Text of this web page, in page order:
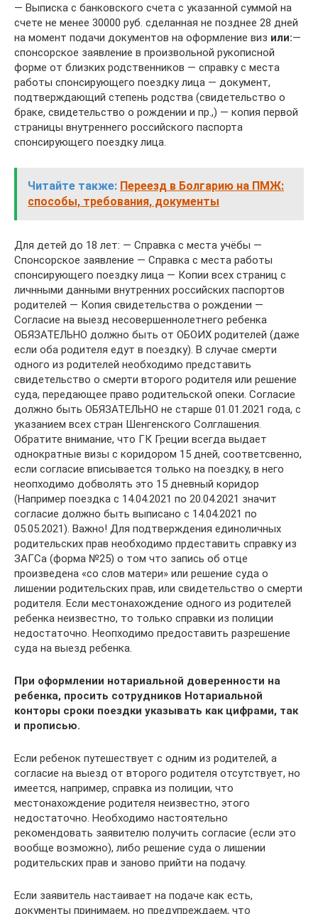
— Выписка с банковского счета с указанной суммой на
счете не менее 30000 руб. сделанная не позднее 28 дней
на момент подачи документов на оформление виз или:—
спонсорское заявление в произвольной рукописной
форме от близких родственников — справку с места
работы спонсирующего поездку лица — документ,
подтверждающий степень родства (свидетельство о
браке, свидетельство о рождении и пр.,) — копия первой
страницы внутреннего российского паспорта
спонсирующего поездку лица.
Читайте также: Переезд в Болгарию на ПМЖ:
способы, требования, документы
Для детей до 18 лет: — Справка с места учёбы —
Спонсорское заявление — Справка с места работы
спонсирующего поездку лица — Копии всех страниц с
личнными данными внутренних российских паспортов
родителей — Копия свидетельства о рождении —
Согласие на выезд несовершеннолетнего ребенка
ОБЯЗАТЕЛЬНО должно быть от ОБОИХ родителей (даже
если оба родителя едут в поездку). В случае смерти
одного из родителей необходимо представить
свидетельство о смерти второго родителя или решение
суда, передающее право родительской опеки. Согласие
должно быть ОБЯЗАТЕЛЬНО не старше 01.01.2021 года, с
указанием всех стран Шенгенского Солглашения.
Обратите внимание, что ГК Греции всегда выдает
однократные визы с коридором 15 дней, соответсвенно,
если согласие вписывается только на поездку, в него
неопходимо добволять это 15 дневный коридор
(Например поездка с 14.04.2021 по 20.04.2021 значит
согласие должно быть выписано с 14.04.2021 по
05.05.2021). Важно! Для подтверждения единоличных
родительских прав необходимо прдеставить справку из
ЗАГСа (форма №25) о том что запись об отце
произведена «со слов матери» или решение суда о
лишении родительских прав, или свидетельство о смерти
родителя. Если местонахождение одного из родителей
ребенка неизвестно, то только справки из полиции
недостаточно. Неопходимо предоставить разрешение
суда на выезд ребенка.
При оформлении нотариальной доверенности на
ребенка, просить сотрудников Нотариальной
конторы сроки поездки указывать как цифрами, так
и прописью.
Если ребенок путешествует с одним из родителей, а
согласие на выезд от второго родителя отсутствует, но
имеется, например, справка из полиции, что
местонахождение родителя неизвестно, этого
недостаточно. Необходимо настоятельно
рекомендовать заявителю получить согласие (если это
вообще возможно), либо решение суда о лишении
родительских прав и заново прийти на подачу.
Если заявитель настаивает на подаче как есть,
документы принимаем, но предупреждаем, что